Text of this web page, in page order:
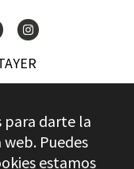
para darte la
Puedes
estamos